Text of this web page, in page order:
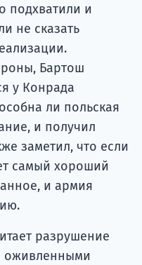
подхватили и
не сказать
Бартош
у Конрада
ли польская
и получил
заметил, что если
самый хороший
и армия
разрушение
оживленными